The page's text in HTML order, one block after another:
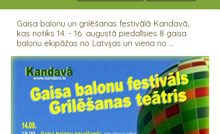
Gaisa balonu un grilēšanas festivālā Kandavā,
kas notiks 14. - 16. augustā piedalīsies 8 gaisa
balonu ekipāžas no Latvijas un viena no ...